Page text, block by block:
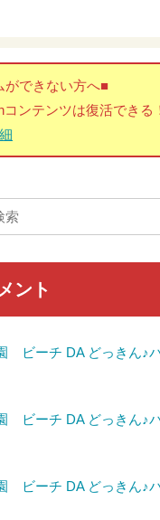
ができない方へ■
コンテンツは復活できる
ント
ビーチ DA どっきん♪
ビーチ DA どっきん♪
ビーチ DA どっきん♪